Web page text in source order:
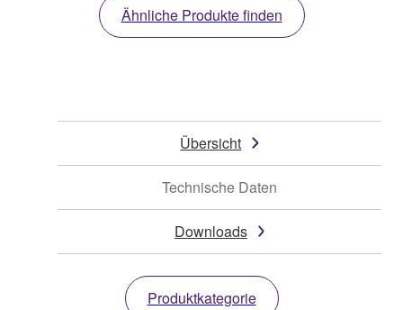
Ähnliche Produkte finden
Übersicht
Technische Daten
Downloads
Produktkategorie